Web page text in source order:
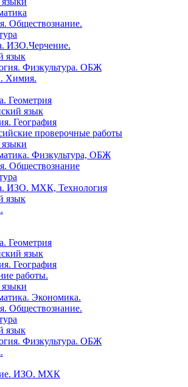
Обществознание.
ИЗО.Черчение.
язык
Физкультура. ОБЖ
Химия.
Геометрия
язык
География
проверочные работы
Физкультура, ОБЖ
Обществознание
ИЗО. МХК, Технология
язык
Геометрия
язык
География
работы.
Экономика.
Обществознание.
язык
Физкультура. ОБЖ
ИЗО. МХК